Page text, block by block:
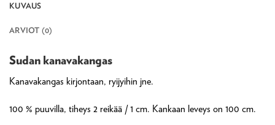
KUVAUS
ARVIOT (0)
Sudan kanavakangas
Kanavakangas kirjontaan, ryijyihin jne.
100 % puuvilla, tiheys 2 reikää / 1 cm. Kankaan leveys on 100 cm.